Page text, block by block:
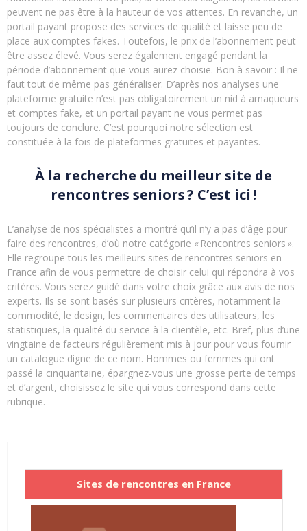
peuvent ne pas être à la hauteur de vos attentes. En revanche, un
portail payant propose des services de qualité et laisse peu de
place aux comptes fakes. Toutefois, le prix de l’abonnement peut
être assez élevé. Vous serez également engagé pendant la
période d’abonnement que vous aurez choisie. Bon à savoir : Il ne
faut tout de même pas généraliser. D’après nos analyses une
plateforme gratuite n’est pas obligatoirement un nid à arnaqueurs
et comptes fake, et un portail payant ne vous permet pas
toujours de conclure. C’est pourquoi notre sélection est
constituée à la fois de plateformes gratuites et payantes.
À la recherche du meilleur site de
rencontres seniors ? C’est ici !
L’analyse de nos spécialistes a montré qu’il n’y a pas d’âge pour
faire des rencontres, d’où notre catégorie « Rencontres seniors ».
Elle regroupe tous les meilleurs sites de rencontres seniors en
France afin de vous permettre de choisir celui qui répondra à vos
critères. Vous serez guidé dans votre choix grâce aux avis de nos
experts. Ils se sont basés sur plusieurs critères, notamment la
commodité, le design, les commentaires des utilisateurs, les
statistiques, la qualité du service à la clientèle, etc. Bref, plus d’une
vingtaine de facteurs régulièrement mis à jour pour vous fournir
un catalogue digne de ce nom. Hommes ou femmes qui ont
passé la cinquantaine, épargnez-vous une grosse perte de temps
et d’argent, choisissez le site qui vous correspond dans cette
rubrique.
Sites de rencontres en France